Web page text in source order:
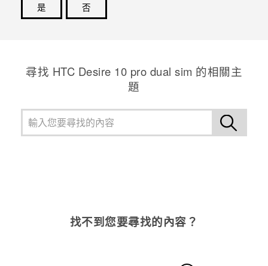
是
否
尋找 HTC Desire 10 pro dual sim 的相關主
題
找不到您要尋找的內容？